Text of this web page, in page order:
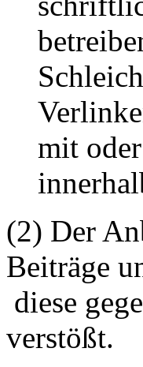
mit
(2) Der
Beiträge
diese
verstößt.